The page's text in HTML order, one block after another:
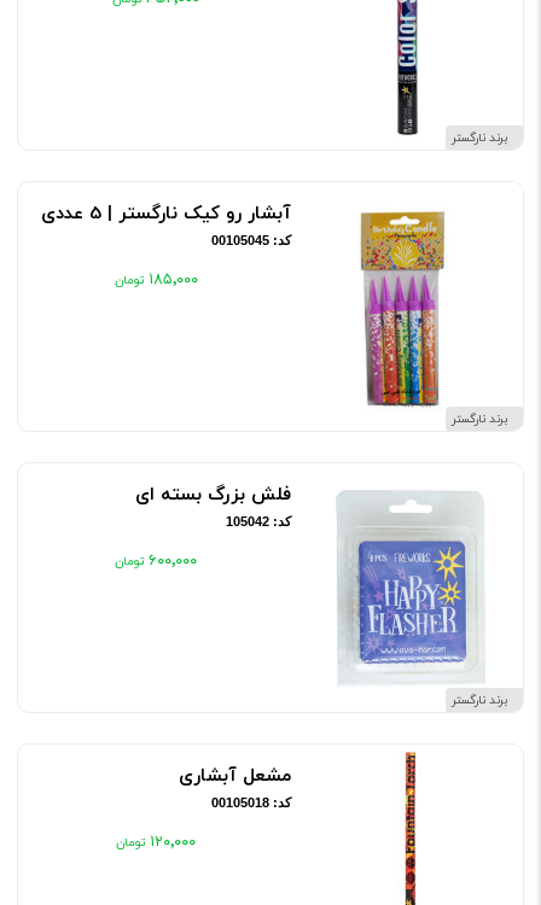
برند نارگستر
برند نارگستر
آبشار رو کیک نارگستر | 5 عددی
کد: 00105045
۱۸۵٬۰۰۰
برند نارگستر
فلش بزرگ بسته ای
کد: 105042
۶۰۰٬۰۰۰
مشعل آبشاری
کد: 00105018
۱۲۰٬۰۰۰